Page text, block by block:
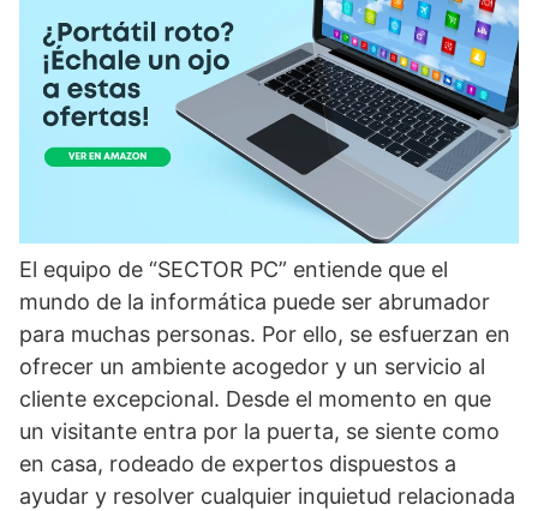
El equipo de “SECTOR PC” entiende que el
mundo de la informática puede ser abrumador
para muchas personas. Por ello, se esfuerzan en
ofrecer un ambiente acogedor y un servicio al
cliente excepcional. Desde el momento en que
un visitante entra por la puerta, se siente como
en casa, rodeado de expertos dispuestos a
ayudar y resolver cualquier inquietud relacionada